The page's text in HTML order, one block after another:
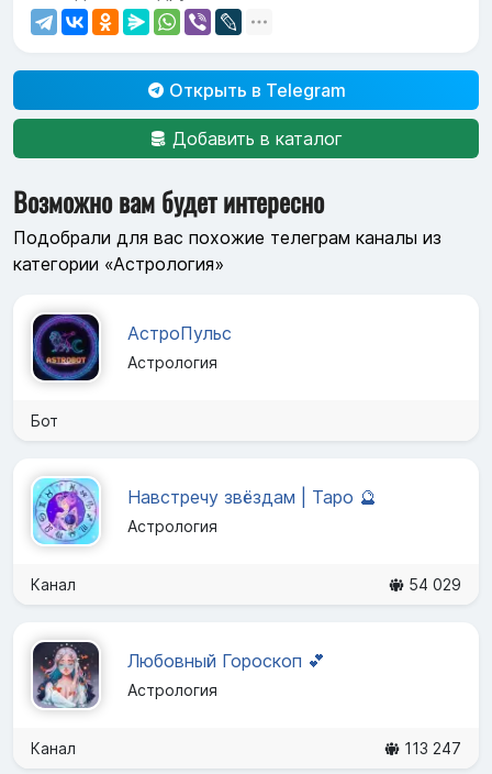
Открыть в Telegram
Добавить в каталог
Возможно вам будет интересно
Подобрали для вас похожие телеграм каналы из
категории «Астрология»
АстроПульс
Астрология
Бот
Навстречу звёздам | Таро 🔮
Астрология
Канал 54 029
Любовный Гороскоп 💕
Астрология
Канал 113 247